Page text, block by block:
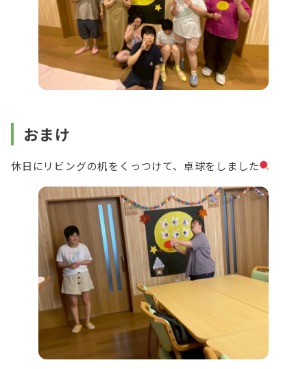
おまけ
休日にリビングの机をくっつけて、卓球をしました